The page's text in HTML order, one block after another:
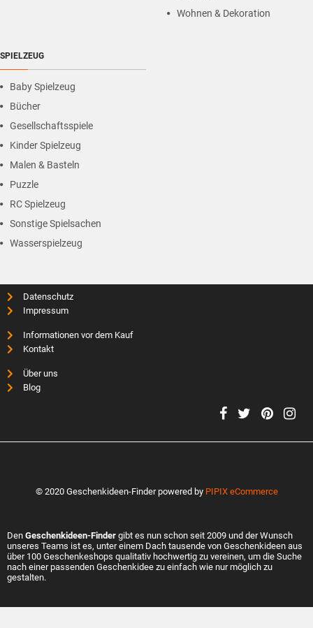
Wohnen & Dekoration
SPIELZEUG
Baby Spielzeug
Bücher
Gesellschaftsspiele
Kinder Spielzeug
Malen & Basteln
Puzzle
RC Spielzeug
Sonstige Spielsachen
Wasserspielzeug
Datenschutz
Impressum
Informationen vor dem Kauf
Kontakt
Über uns
Blog
© 2020 Geschenkideen-Finder powered by PIPIX eCommerce
Den Geschenkideen-Finder gibt es nun schon seit 2009 und der Wunsch
unseres Teams ist es, unter einem Dach tausende von Geschenkideen aus
über 100 Geschenkeshops qualitativ hochwertig zu vereinen, um die Suche
nach einer passenden Geschenkidee zu einfach wie nur möglich zu
gestalten.